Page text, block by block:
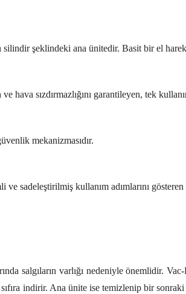
şeklindeki ana ünitedir. Basit bir el
hava sızdırmazlığını garantileyen, tek
mekanizmasıdır.
sadeleştirilmiş kullanım adımlarını
salgıların varlığı nedeniyle önemlidir.
indirir. Ana ünite ise temizlenip bir